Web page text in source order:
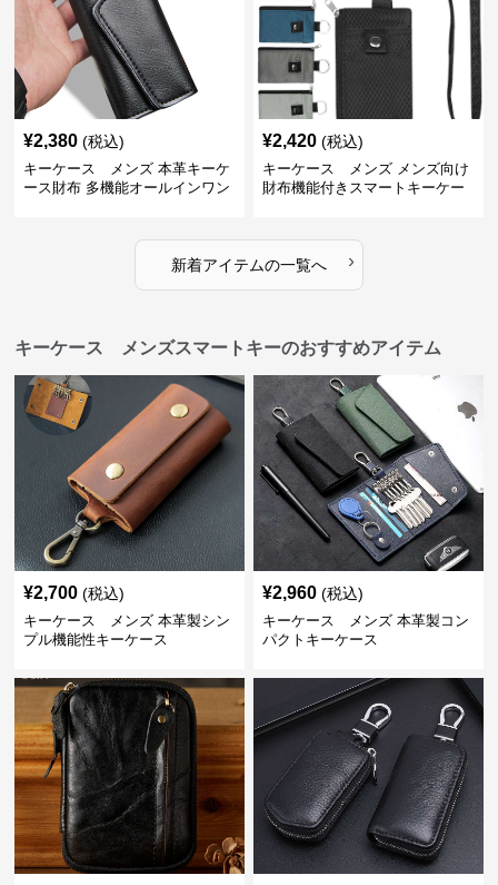
¥2,380 (税込)
キーケース メンズ 本革キーケ
ース財布 多機能オールインワン
¥2,420 (税込)
キーケース メンズ メンズ向け
財布機能付きスマートキーケー
新着アイテムの一覧へ ›
キーケース メンズスマートキーのおすすめアイテム
¥2,700 (税込)
キーケース メンズ 本革製シン
プル機能性キーケース
¥2,960 (税込)
キーケース メンズ 本革製コン
パクトキーケース